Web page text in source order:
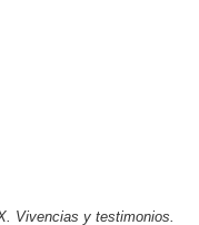
Vivencias y testimonios.